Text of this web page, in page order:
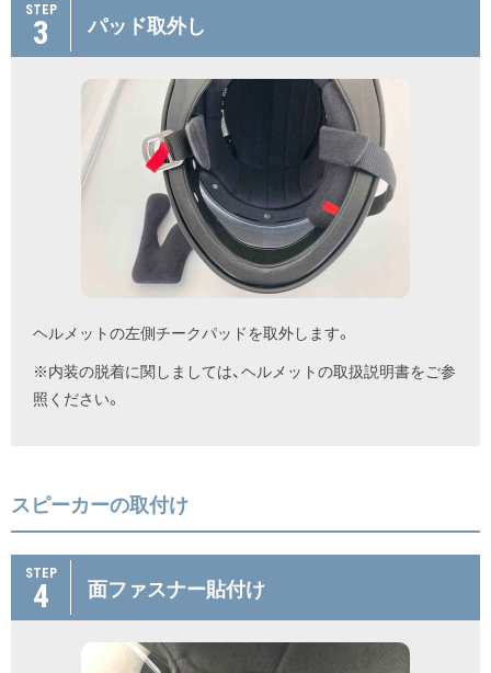
STEP
3 パッド取外し
ヘルメットの左側チークパッドを取外します。
※内装の脱着に関しましては、ヘルメットの取扱説明書をご参
照ください。
スピーカーの取付け
STEP
4 面ファスナー貼付け